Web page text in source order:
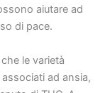
aiutare ad
di pace.
le varietà
ad ansia,